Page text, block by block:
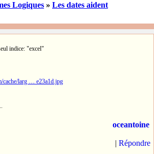
Logiques » Les dates aident
indice: "excel"
cache/larg … e23a1d.jpg
oceantoine
| Répondre